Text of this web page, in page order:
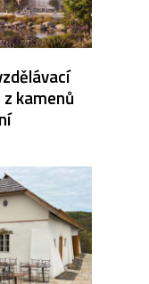
kamenů